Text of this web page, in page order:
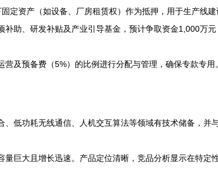
资产（如设备、厂房租赁权）作为抵押，用于生产线建
助、研发补贴及产业引导基金，预计争取资金1,000万
及预备费（5%）的比例进行分配与管理，确保专款专用。
低功耗无线通信、人机交互算法等领域有技术储备，并
巨大且增长迅速。产品定位清晰，竞品分析显示在特定